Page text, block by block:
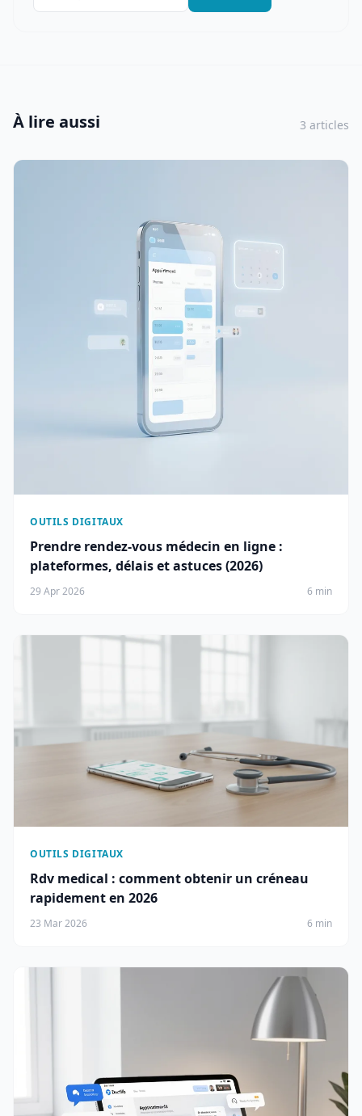
À lire aussi 3 articles
OUTILS DIGITAUX
Prendre rendez-vous médecin en ligne :
plateformes, délais et astuces (2026)
29 Apr 2026 6 min
OUTILS DIGITAUX
Rdv medical : comment obtenir un créneau
rapidement en 2026
23 Mar 2026 6 min